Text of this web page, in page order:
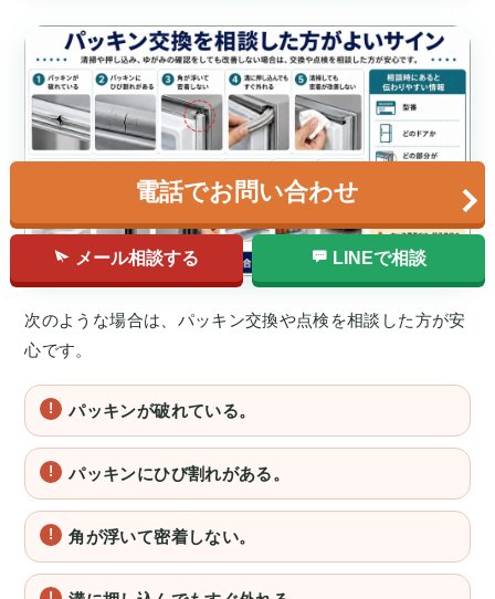
次のような場合は、パッキン交換や点検を相談した方が安
心です。
パッキンが破れている。
パッキンにひび割れがある。
角が浮いて密着しない。
電話でお問い合わせ
メール相談する LINEで相談